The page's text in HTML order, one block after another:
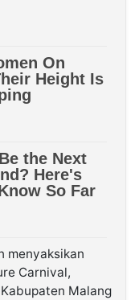
menyaksikan
Carnival,
Malang